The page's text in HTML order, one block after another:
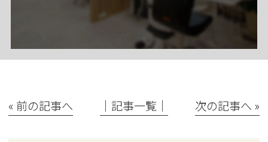
« 前の記事へ │記事一覧│ 次の記事へ »